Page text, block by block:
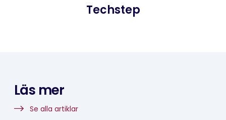
Techstep
Läs mer
Se alla artiklar